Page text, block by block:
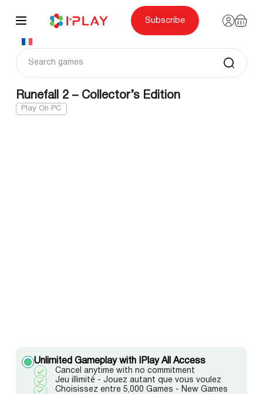
content
Subscribe
Runefall 2 – Collector’s Edition
Play On PC
Unlimited Gameplay with IPlay All Access
Cancel anytime with no commitment
Jeu illimité - Jouez autant que vous voulez
Choisissez entre 5,000 Games - New Games